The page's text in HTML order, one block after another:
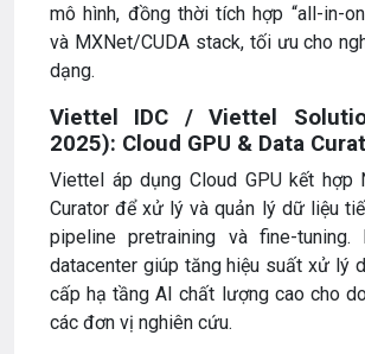
mô hình, đồng thời tích hợp “all-in-
và MXNet/CUDA stack, tối ưu cho
dạng.
Viettel IDC / Viettel
2025): Cloud GPU & Data
Viettel áp dụng Cloud GPU kết hợp
Curator để xử lý và quản lý dữ liệu
pipeline pretraining và fine-tuning.
datacenter giúp tăng hiệu suất xử lý
cấp hạ tầng AI chất lượng cao cho
các đơn vị nghiên cứu.